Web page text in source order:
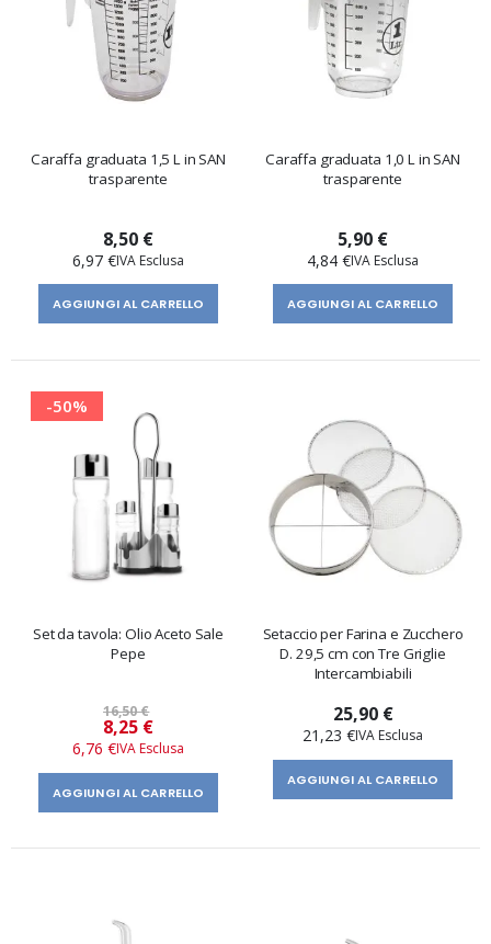
Caraffa graduata 1,5 L in SAN
trasparente
8,50 €
6,97 €
AGGIUNGI AL CARRELLO
Caraffa graduata 1,0 L in SAN
trasparente
5,90 €
4,84 €
AGGIUNGI AL CARRELLO
-50%
Set da tavola: Olio Aceto Sale
Pepe
16,50 €
Prezzo
speciale
8,25 €
6,76 €
AGGIUNGI AL CARRELLO
Setaccio per Farina e Zucchero
D. 29,5 cm con Tre Griglie
Intercambiabili
25,90 €
21,23 €
AGGIUNGI AL CARRELLO